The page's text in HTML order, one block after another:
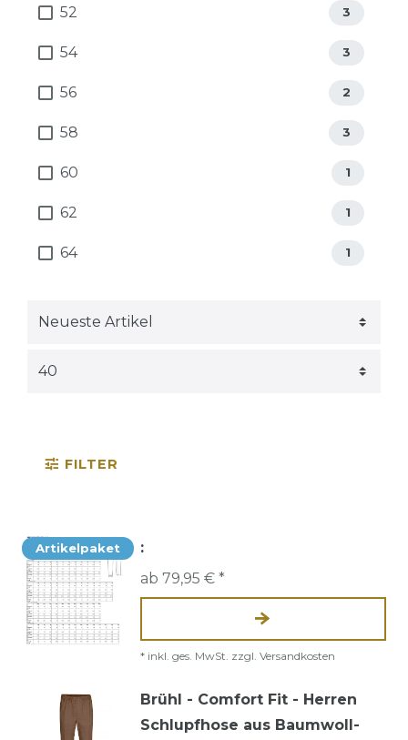
52 3
54 3
56 2
58 3
60 1
62 1
64 1
FILTER
Artikelpaket
:
ab 79,95 € *
* inkl. ges. MwSt. zzgl. Versandkosten
Brühl - Comfort Fit - Herren
Schlupfhose aus Baumwoll-